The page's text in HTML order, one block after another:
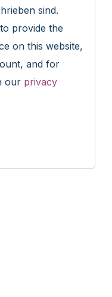
sind.
provide the
on this website,
and for
our privacy